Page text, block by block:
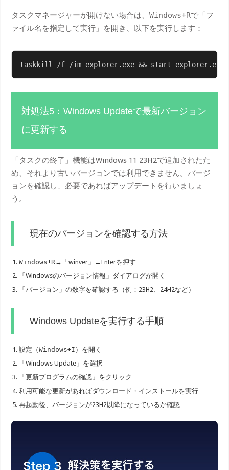
タスクマネージャーが開けない場合は、Windows+Rで「フ
ァイル名を指定して実行」を開き、以下を実行します：
対処法5：Windows Updateで最新バージョン
に更新する
「タスクの終了」機能はWindows 11 23H2で追加されたた
め、それより古いバージョンでは利用できません。バージ
ョンを確認し、必要であればアップデートを行いましょ
う。
現在のバージョンを確認する方法
Windows+R →「winver」→Enterを押す
「Windowsのバージョン情報」ダイアログが開く
「バージョン」の数字を確認する（例：23H2、24H2など）
Windows Updateを実行する手順
設定（Windows+I ）を開く
「Windows Update」を選択
「更新プログラムの確認」をクリック
利用可能な更新があればダウンロード・インストールを実行
再起動後、バージョンが23H2以降になっているか確認